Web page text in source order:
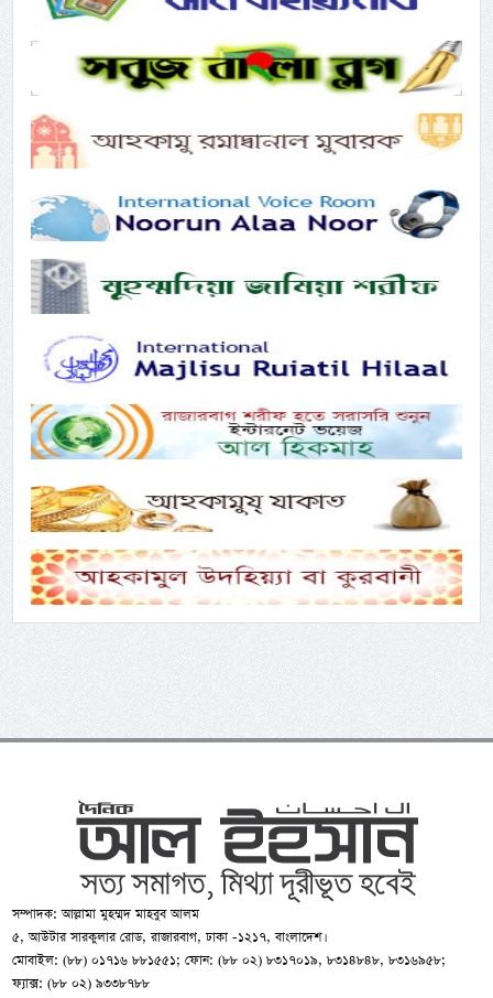
সম্পাদক: আল্লামা মুহম্মদ মাহবুব আলম
৫, আউটার সারকুলার রোড, রাজারবাগ, ঢাকা -১২১৭, বাংলাদেশ।
মোবাইল: (৮৮) ০১৭১৬ ৮৮১৫৫১; ফোন: (৮৮ ০২) ৮৩১৭০১৯, ৮৩১৪৮৪৮, ৮৩১৬৯৫৮;
ফ্যাক্স: (৮৮ ০২) ৯৩৩৮৭৮৮